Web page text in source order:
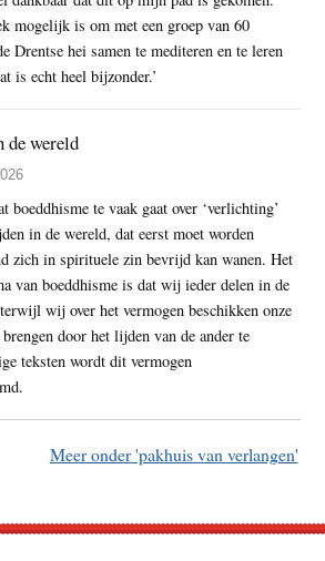
mogelijk is om met een groep van 60
Drentse hei samen te mediteren en te leren
is echt heel bijzonder.’
de wereld
boeddhisme te vaak gaat over ‘verlichting’
in de wereld, dat eerst moet worden
zich in spirituele zin bevrijd kan wanen. Het
van boeddhisme is dat wij ieder delen in de
wij over het vermogen beschikken onze
door het lijden van de ander te
teksten wordt dit vermogen
Meer onder 'pakhuis van verlangen'